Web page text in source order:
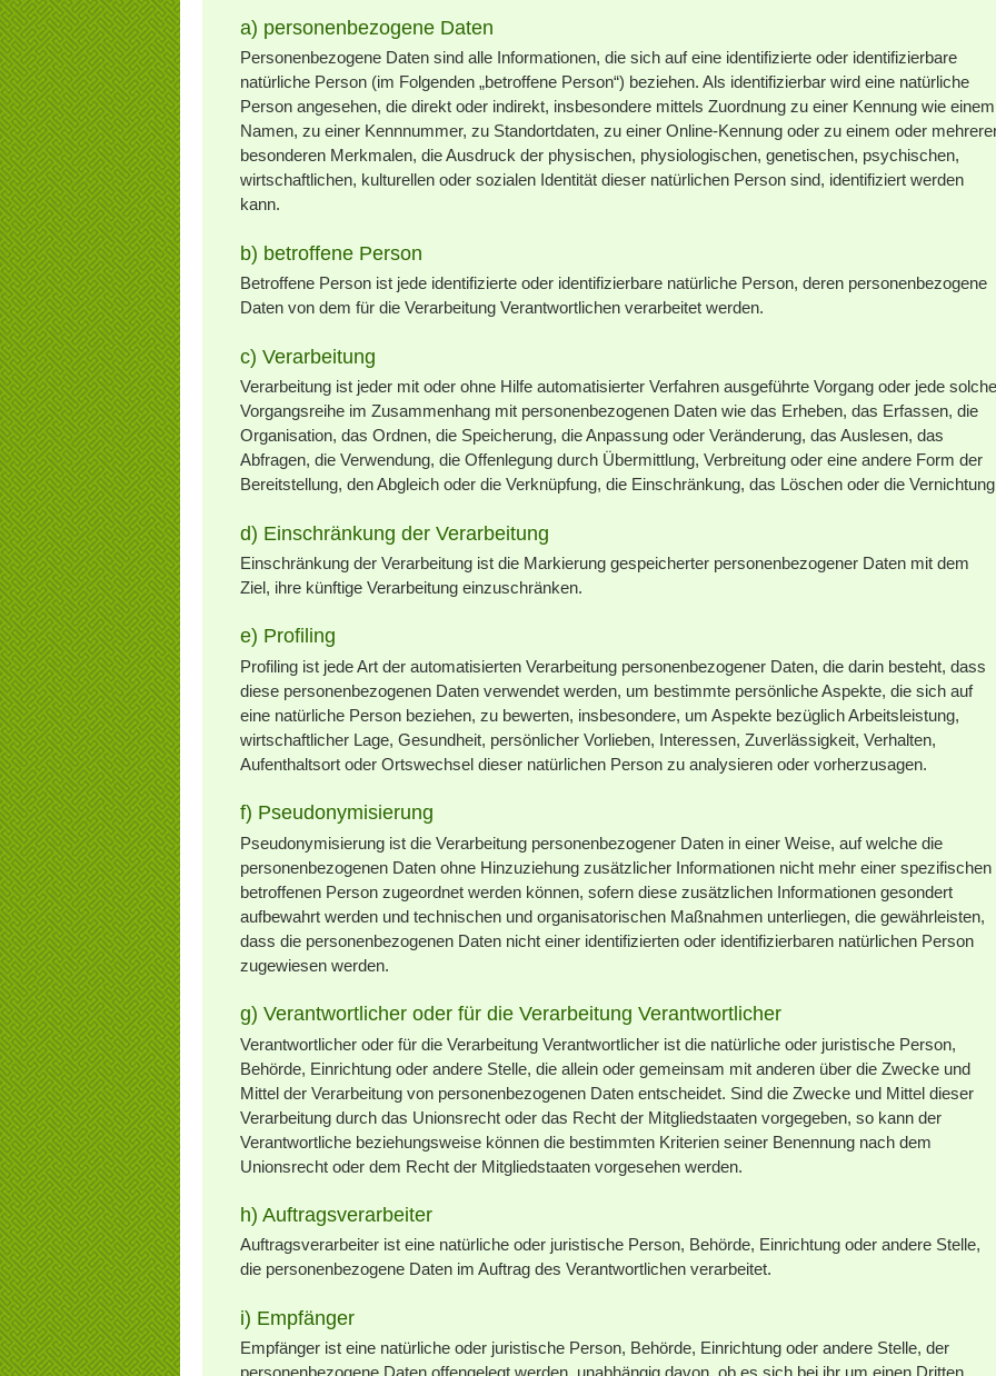
a) personenbezogene Daten
Personenbezogene Daten sind alle Informationen, die sich auf eine identifizierte oder identifizierbare
natürliche Person (im Folgenden „betroffene Person“) beziehen. Als identifizierbar wird eine natürliche
Person angesehen, die direkt oder indirekt, insbesondere mittels Zuordnung zu einer Kennung wie einem
Namen, zu einer Kennnummer, zu Standortdaten, zu einer Online-Kennung oder zu einem oder
besonderen Merkmalen, die Ausdruck der physischen, physiologischen, genetischen, psychischen,
wirtschaftlichen, kulturellen oder sozialen Identität dieser natürlichen Person sind, identifiziert werden
kann.
b) betroffene Person
Betroffene Person ist jede identifizierte oder identifizierbare natürliche Person, deren personenbezogene
Daten von dem für die Verarbeitung Verantwortlichen verarbeitet werden.
c) Verarbeitung
Verarbeitung ist jeder mit oder ohne Hilfe automatisierter Verfahren ausgeführte Vorgang oder jede solche
Vorgangsreihe im Zusammenhang mit personenbezogenen Daten wie das Erheben, das Erfassen, die
Organisation, das Ordnen, die Speicherung, die Anpassung oder Veränderung, das Auslesen, das
Abfragen, die Verwendung, die Offenlegung durch Übermittlung, Verbreitung oder eine andere Form der
Bereitstellung, den Abgleich oder die Verknüpfung, die Einschränkung, das Löschen oder die
d) Einschränkung der Verarbeitung
Einschränkung der Verarbeitung ist die Markierung gespeicherter personenbezogener Daten mit dem
Ziel, ihre künftige Verarbeitung einzuschränken.
e) Profiling
Profiling ist jede Art der automatisierten Verarbeitung personenbezogener Daten, die darin besteht, dass
diese personenbezogenen Daten verwendet werden, um bestimmte persönliche Aspekte, die sich auf
eine natürliche Person beziehen, zu bewerten, insbesondere, um Aspekte bezüglich Arbeitsleistung,
wirtschaftlicher Lage, Gesundheit, persönlicher Vorlieben, Interessen, Zuverlässigkeit, Verhalten,
Aufenthaltsort oder Ortswechsel dieser natürlichen Person zu analysieren oder vorherzusagen.
f) Pseudonymisierung
Pseudonymisierung ist die Verarbeitung personenbezogener Daten in einer Weise, auf welche die
personenbezogenen Daten ohne Hinzuziehung zusätzlicher Informationen nicht mehr einer spezifischen
betroffenen Person zugeordnet werden können, sofern diese zusätzlichen Informationen gesondert
aufbewahrt werden und technischen und organisatorischen Maßnahmen unterliegen, die gewährleisten,
dass die personenbezogenen Daten nicht einer identifizierten oder identifizierbaren natürlichen Person
zugewiesen werden.
g) Verantwortlicher oder für die Verarbeitung Verantwortlicher
Verantwortlicher oder für die Verarbeitung Verantwortlicher ist die natürliche oder juristische Person,
Behörde, Einrichtung oder andere Stelle, die allein oder gemeinsam mit anderen über die Zwecke und
Mittel der Verarbeitung von personenbezogenen Daten entscheidet. Sind die Zwecke und Mittel dieser
Verarbeitung durch das Unionsrecht oder das Recht der Mitgliedstaaten vorgegeben, so kann der
Verantwortliche beziehungsweise können die bestimmten Kriterien seiner Benennung nach dem
Unionsrecht oder dem Recht der Mitgliedstaaten vorgesehen werden.
h) Auftragsverarbeiter
Auftragsverarbeiter ist eine natürliche oder juristische Person, Behörde, Einrichtung oder andere Stelle,
die personenbezogene Daten im Auftrag des Verantwortlichen verarbeitet.
i) Empfänger
Empfänger ist eine natürliche oder juristische Person, Behörde, Einrichtung oder andere Stelle, der